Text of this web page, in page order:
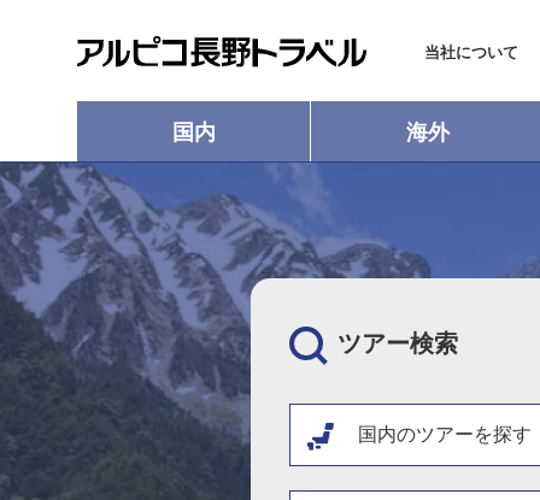
当社について
国内 海外
ツアー検索
国内のツアーを探す